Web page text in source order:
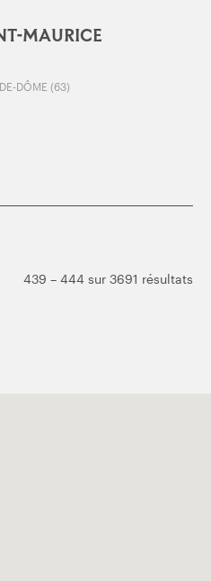
MAURICE
DÔME (63)
suivante
439 – 444 sur 3691 résultats